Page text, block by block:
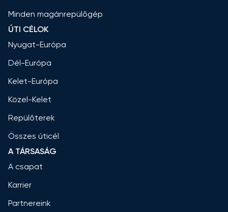
Minden magánrepülőgép
ÚTI CÉLOK
Nyugat-Európa
Dél-Európa
Kelet-Európa
Közel-Kelet
Repülőterek
Összes úticél
A TÁRSASÁG
A csapat
Karrier
Partnereink